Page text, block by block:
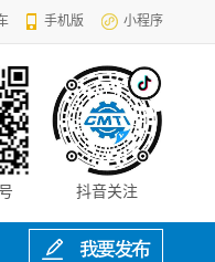
手机版 小程序
抖音关注